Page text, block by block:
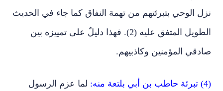
نزل الوحي بتبرئتهم من تهمة النفاق كما جاء في الحديث
الطويل المتفق عليه (2). فهذا دليلٌ على تمييزه بين
صادقي المؤمنين وكاذبيهم.
(4) تبرئة حاطب بن أبي بلتعة منه:
لما عزم الرسول